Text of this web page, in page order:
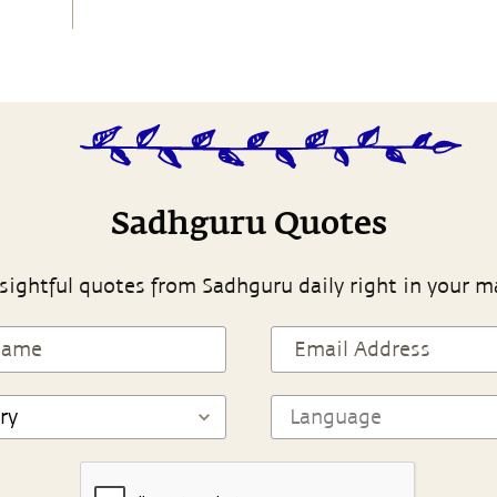
Sadhguru Quotes
quotes from Sadhguru daily right in your